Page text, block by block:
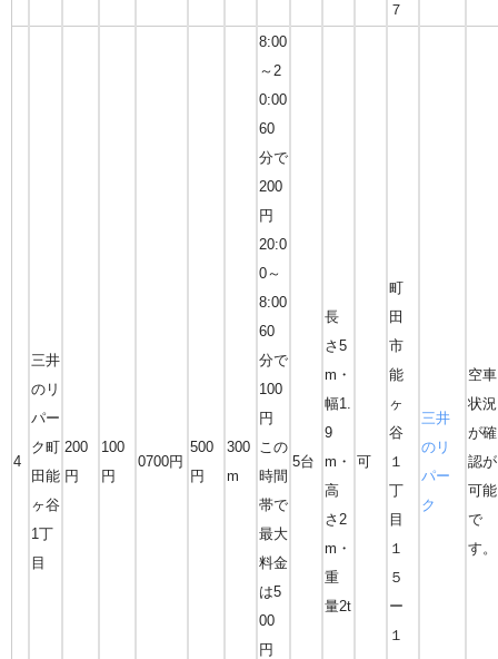
７
4
三井
のリ
パー
ク町
田能
ヶ谷
1丁
目
200
円
100
円
0700円
500
円
300
m
8:00
～2
0:00
60
分で
200
円
20:0
0～
8:00
60
分で
100
円
この
時間
帯で
最大
料金
は5
00
円
5台
長
さ5
m・
幅1.
9
m・
高
さ2
m・
重
量2t
可
町
田
市
能
ヶ
谷
１
丁
目
１
５
ー
１
三井
のリ
パー
ク
空車
状況
が確
認が
可能
で
す。